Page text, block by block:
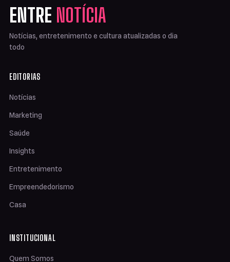
ENTRE NOTÍCIA
Notícias, entretenimento e cultura atualizadas o dia
todo
EDITORIAS
Notícias
Marketing
Saúde
Insights
Entretenimento
Empreendedorismo
Casa
INSTITUCIONAL
Quem Somos